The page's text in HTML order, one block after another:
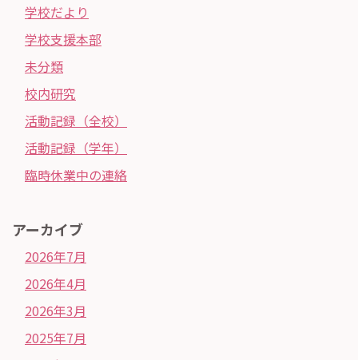
学校だより
学校支援本部
未分類
校内研究
活動記録（全校）
活動記録（学年）
臨時休業中の連絡
アーカイブ
2026年7月
2026年4月
2026年3月
2025年7月